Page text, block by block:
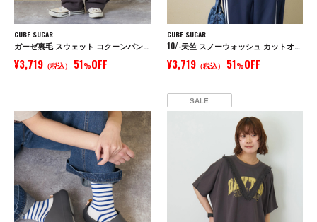
CUBE SUGAR
ガーゼ裏毛 スウェット コクーンパンツ
¥3,719 （税込） 51%OFF
CUBE SUGAR
10/-天竺 スノーウォッシュ カットオフ Vネック プルオーバー
¥3,719（税込） 51%OFF
SALE